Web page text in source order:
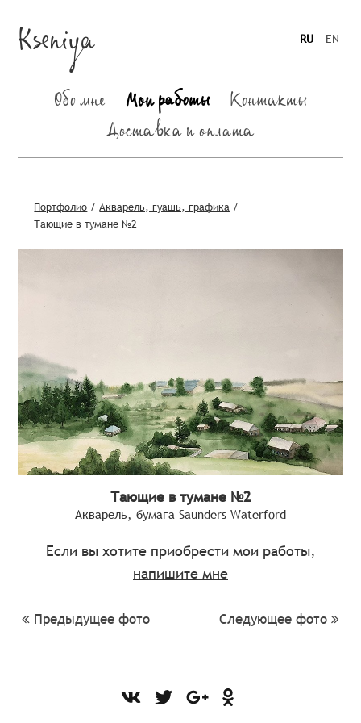
Kseniya RU EN
Обо мне Мои работы Контакты
Доставка и оплата
Портфолио /Акварель, гуашь, графика /
Тающие в тумане №2
Тающие в тумане №2
Акварель, бумага Saunders Waterford
Если вы хотите приобрести мои работы,
напишите мне
Предыдущее фото Следующее фото